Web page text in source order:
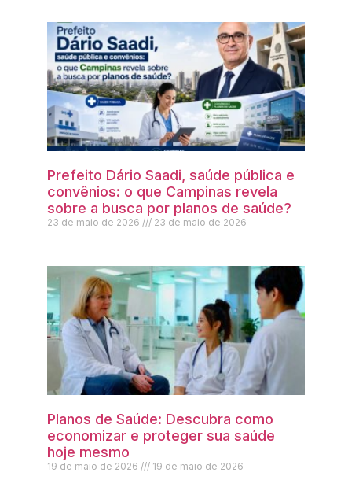
Prefeito Dário Saadi, saúde pública e
convênios: o que Campinas revela
sobre a busca por planos de saúde?
23 de maio de 2026 23 de maio de 2026
Planos de Saúde: Descubra como
economizar e proteger sua saúde
hoje mesmo
19 de maio de 2026 19 de maio de 2026